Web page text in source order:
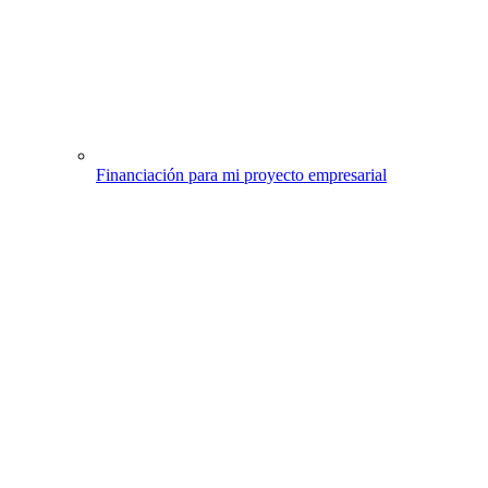
Financiación para mi proyecto empresarial